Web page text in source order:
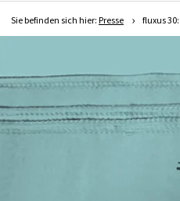
Sie befinden sich hier: Presse fluxus